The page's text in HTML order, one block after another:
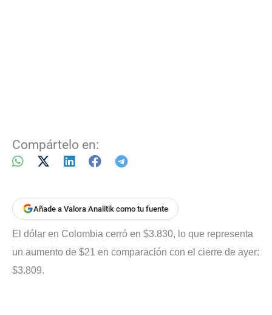
Compártelo en:
Añade a Valora Analitik como tu fuente
El dólar en Colombia cerró en $3.830, lo que representa
un aumento de $21 en comparación con el cierre de ayer:
$3.809.